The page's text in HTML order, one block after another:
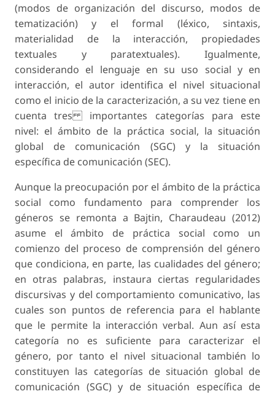
(modos de organización del discurso, modos de
tematización) y el formal (léxico, sintaxis,
materialidad de la interacción, propiedades
textuales y paratextuales). Igualmente,
considerando el lenguaje en su uso social y en
interacción, el autor identifica el nivel situacional
como el inicio de la caracterización, a su vez tiene en
cuenta tres importantes categorías para este
nivel: el ámbito de la práctica social, la situación
global de comunicación (SGC) y la situación
específica de comunicación (SEC).
Aunque la preocupación por el ámbito de la práctica
social como fundamento para comprender los
géneros se remonta a Bajtin, Charaudeau (2012)
asume el ámbito de práctica social como un
comienzo del proceso de comprensión del género
que condiciona, en parte, las cualidades del género;
en otras palabras, instaura ciertas regularidades
discursivas y del comportamiento comunicativo, las
cuales son puntos de referencia para el hablante
que le permite la interacción verbal. Aun así esta
categoría no es suficiente para caracterizar el
género, por tanto el nivel situacional también lo
constituyen las categorías de situación global de
comunicación (SGC) y de situación específica de